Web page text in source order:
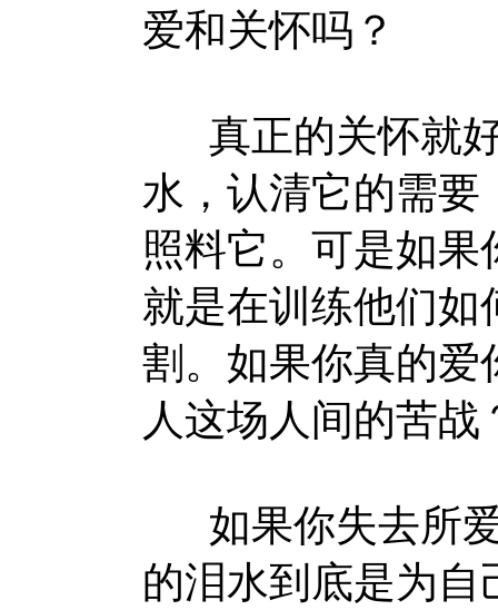
爱和关怀吗？
真正的关怀就好
水，认清它的需要
照料它。可是如
就是在训练他们如
割。如果你真的爱
人这场人间的苦战
如果你失去所爱
的泪水到底是为